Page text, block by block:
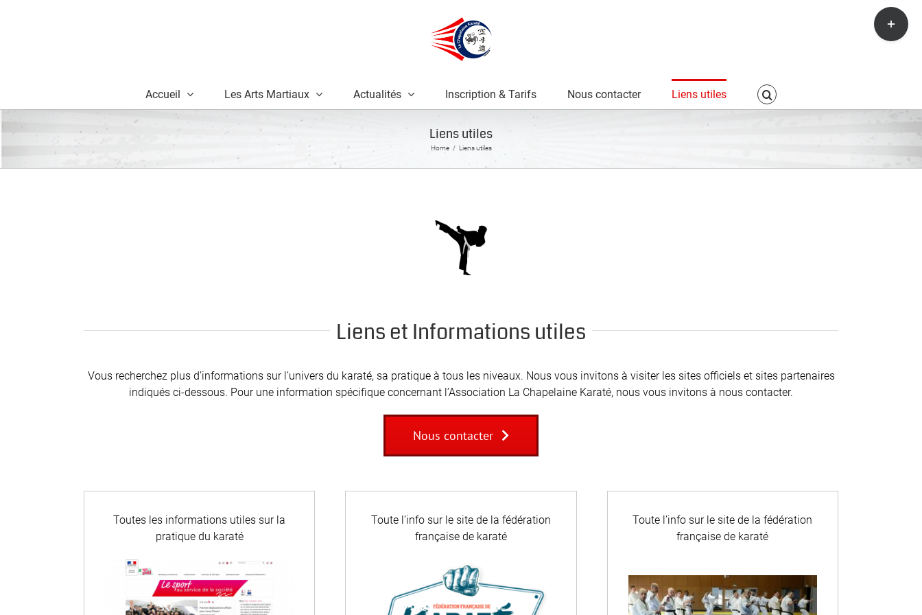
Accueil Les Arts Martiaux Actualités Inscription & Tarifs Nous contacter Liens utiles
Liens utiles
Home Liens utiles
Liens et Informations utiles
Vous recherchez plus d’informations sur l’univers du karaté, sa pratique à tous les niveaux. Nous vous invitons à visiter les sites officiels et sites partenaires
indiqués ci-dessous. Pour une information spécifique concernant l’Association La Chapelaine Karaté, nous vous invitons à nous contacter.
Nous contacter
Toutes les informations utiles sur la
pratique du karaté
Toute l’info sur le site de la fédération
française de karaté
Toute l’info sur le site de la fédération
française de karaté
Toggle
Sliding